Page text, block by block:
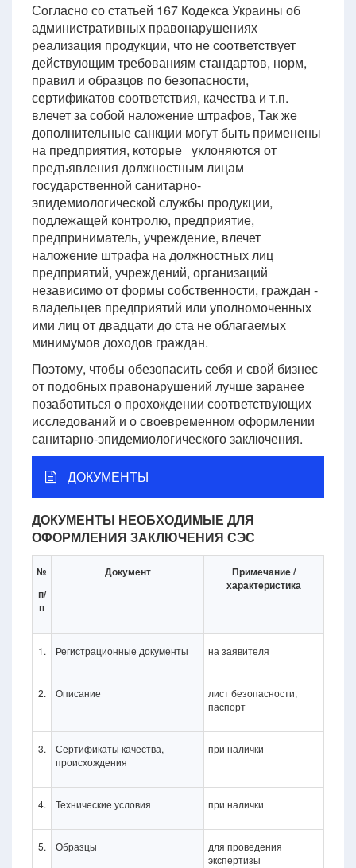
Согласно со статьей 167 Кодекса Украины об
административных правонарушениях
реализация продукции, что не соответствует
действующим требованиям стандартов, норм,
правил и образцов по безопасности,
сертификатов соответствия, качества и т.п.
влечет за собой наложение штрафов, Так же
дополнительные санкции могут быть применены
на предприятия, которые уклоняются от
предъявления должностным лицам
государственной санитарно-
эпидемиологической службы продукции,
подлежащей контролю, предприятие,
предприниматель, учреждение, влечет
наложение штрафа на должностных лиц
предприятий, учреждений, организаций
независимо от формы собственности, граждан -
владельцев предприятий или уполномоченных
ими лиц от двадцати до ста не облагаемых
минимумов доходов граждан.
Поэтому, чтобы обезопасить себя и свой бизнес
от подобных правонарушений лучше заранее
позаботиться о прохождении соответствующих
исследований и о своевременном оформлении
санитарно-эпидемиологического заключения.
ДОКУМЕНТЫ
ДОКУМЕНТЫ НЕОБХОДИМЫЕ ДЛЯ
ОФОРМЛЕНИЯ ЗАКЛЮЧЕНИЯ СЭС
№
п/
п
Документ
Примечание /
характеристика
1. Регистрационные документы на заявителя
2. Описание
лист безопасности,
паспорт
3.
Сертификаты качества,
происхождения
при налички
4. Технические условия при налички
5. Образцы
для проведения
экспертизы